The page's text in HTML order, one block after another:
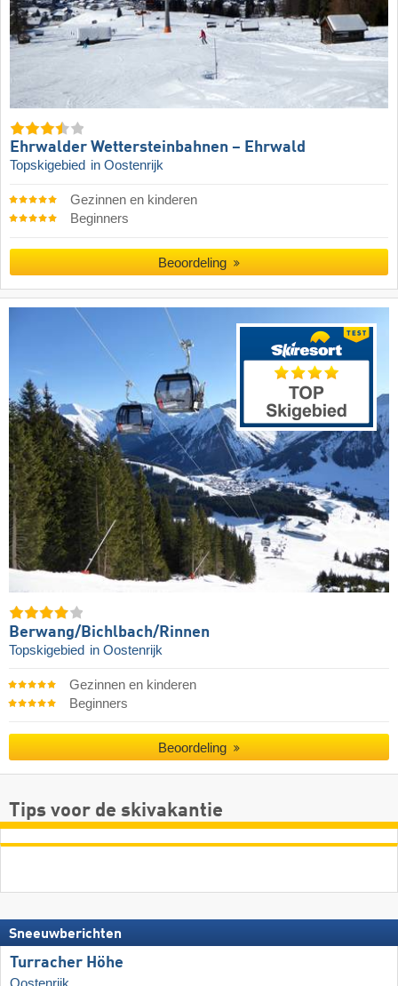
Ehrwalder Wettersteinbahnen – Ehrwald
Topskigebied in Oostenrijk
Gezinnen en kinderen
Beginners
Beoordeling
Berwang/​Bichlbach/​Rinnen
Topskigebied in Oostenrijk
Gezinnen en kinderen
Beginners
Beoordeling
Tips voor de skivakantie
Sneeuwberichten
Turracher Höhe
Oostenrijk